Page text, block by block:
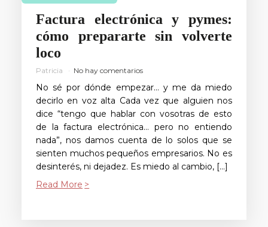
Factura electrónica y pymes:
cómo prepararte sin volverte
loco
Patricia No hay comentarios
No sé por dónde empezar… y me da miedo
decirlo en voz alta Cada vez que alguien nos
dice “tengo que hablar con vosotras de esto
de la factura electrónica… pero no entiendo
nada”, nos damos cuenta de lo solos que se
sienten muchos pequeños empresarios. No es
desinterés, ni dejadez. Es miedo al cambio, […]
Read More